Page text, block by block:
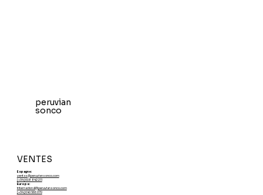
peruvian
sonco
VENTES
Espagne:
ventas@peruviansonco.com
[+34] 608 842 211
Europe:
internacional@peruviansonco.com
[+34] 640 566 070